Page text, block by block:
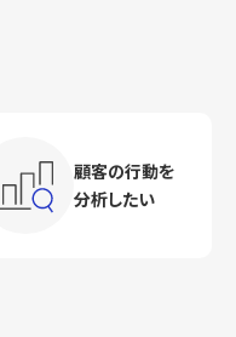
顧客の行動を
分析したい